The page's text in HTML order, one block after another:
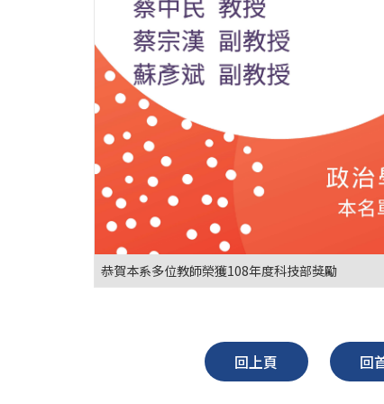
恭賀本系多位教師榮獲108年度科技部獎勵
回上頁 回